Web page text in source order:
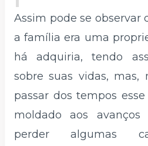
Assim pode se observar
a família era uma
há adquiria, tendo
sobre suas vidas,
passar dos tempos
moldado aos avanços
perder algumas